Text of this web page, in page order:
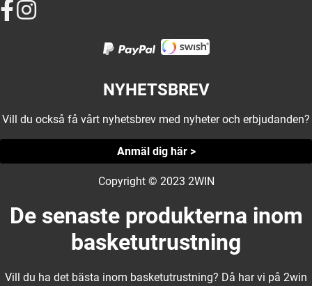
NYHETSBREV
Vill du också få vårt nyhetsbrev med nyheter och erbjudanden?
Anmäl dig här >
Copyright © 2023 2WIN
De senaste produkterna inom
basketutrustning
Vill du ha det bästa inom basketutrustning? Då har vi på 2win